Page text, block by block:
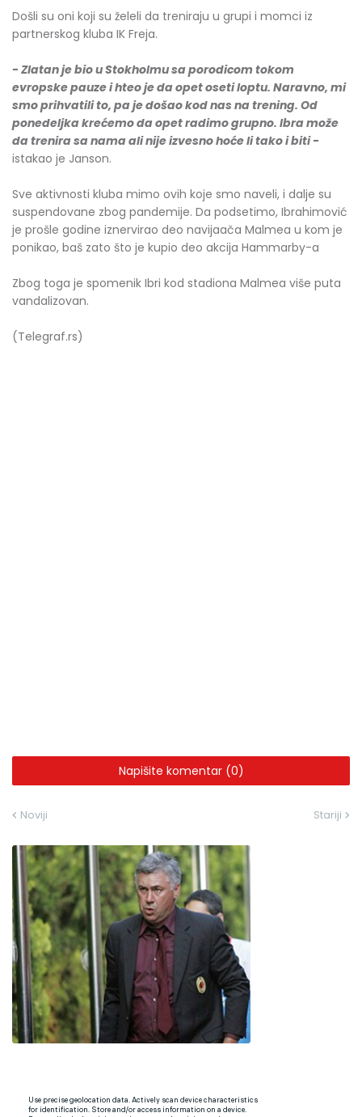
Došli su oni koji su želeli da treniraju u grupi i momci iz
partnerskog kluba IK Freja.
- Zlatan je bio u Stokholmu sa porodicom tokom
evropske pauze i hteo je da opet oseti loptu. Naravno, mi
smo prihvatili to, pa je došao kod nas na trening. Od
ponedeljka krećemo da opet radimo grupno. Ibra može
da trenira sa nama ali nije izvesno hoće li tako i biti -
istakao je Janson.
Sve aktivnosti kluba mimo ovih koje smo naveli, i dalje su
suspendovane zbog pandemije. Da podsetimo, Ibrahimović
je prošle godine iznervirao deo navijaača Malmea u kom je
ponikao, baš zato što je kupio deo akcija Hammarby-a
Zbog toga je spomenik Ibri kod stadiona Malmea više puta
vandalizovan.
(Telegraf.rs)
Napišite komentar (0)
Noviji Stariji